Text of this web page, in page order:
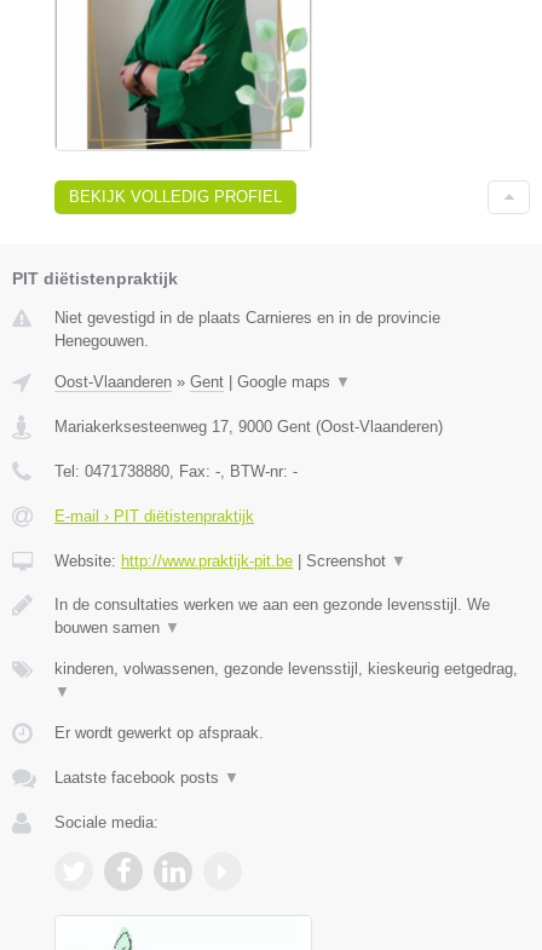
BEKIJK VOLLEDIG PROFIEL
PIT diëtistenpraktijk
Niet gevestigd in de plaats Carnieres en in de provincie
Henegouwen.
Oost-Vlaanderen » Gent | Google maps ▼
Mariakerksesteenweg 17 9000 Gent (Oost-Vlaanderen)
Tel: 0471738880 , Fax: - , BTW-nr: -
E-mail › PIT diëtistenpraktijk
Website: http://www.praktijk-pit.be | Screenshot ▼
In de consultaties werken we aan een gezonde levensstijl. We
bouwen samen ▼
kinderen, volwassenen, gezonde levensstijl, kieskeurig eetgedrag,
▼
Er wordt gewerkt op afspraak.
Laatste facebook posts ▼
Sociale media: